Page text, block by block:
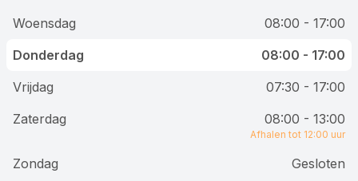
Woensdag
08:00 - 17:00
Donderdag
08:00 - 17:00
Vrijdag
07:30 - 17:00
Zaterdag
08:00 - 13:00
Afhalen tot 12:00 uur
Zondag Gesloten